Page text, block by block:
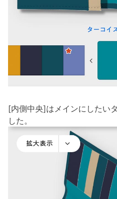
[内側中央]はメインにしたい
した。